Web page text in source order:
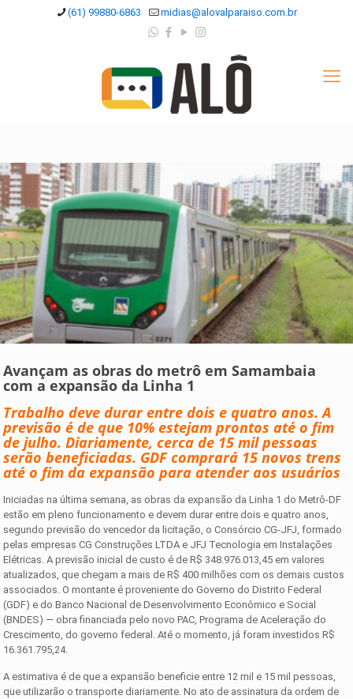
(61) 99880-6863 midias@alovalparaiso.com.br
Avançam as obras do metrô em Samambaia
com a expansão da Linha 1
Trabalho deve durar entre dois e quatro anos. A
previsão é de que 10% estejam prontos até o fim
de julho. Diariamente, cerca de 15 mil pessoas
serão beneficiadas. GDF comprará 15 novos trens
até o fim da expansão para atender aos usuários
Iniciadas na última semana, as obras da expansão da Linha 1 do Metrô-DF
estão em pleno funcionamento e devem durar entre dois e quatro anos,
segundo previsão do vencedor da licitação, o Consórcio CG-JFJ, formado
pelas empresas CG Construções LTDA e JFJ Tecnologia em Instalações
Elétricas. A previsão inicial de custo é de R$ 348.976.013,45 em valores
atualizados, que chegam a mais de R$ 400 milhões com os demais custos
associados. O montante é proveniente do Governo do Distrito Federal
(GDF) e do Banco Nacional de Desenvolvimento Econômico e Social
(BNDES) — obra financiada pelo novo PAC, Programa de Aceleração do
Crescimento, do governo federal. Até o momento, já foram investidos R$
16.361.795,24.
A estimativa é de que a expansão beneficie entre 12 mil e 15 mil pessoas,
que utilizarão o transporte diariamente. No ato de assinatura da ordem de